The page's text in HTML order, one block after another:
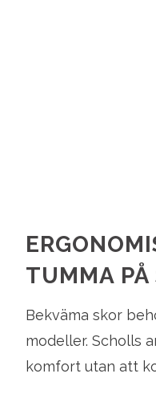
TUMMA PÅ
Bekväma skor
modeller. Scholls
komfort utan att